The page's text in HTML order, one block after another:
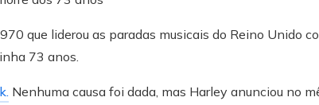
que liderou as paradas musicais do Reino Unido
73 anos.
Nenhuma causa foi dada, mas Harley anunciou no